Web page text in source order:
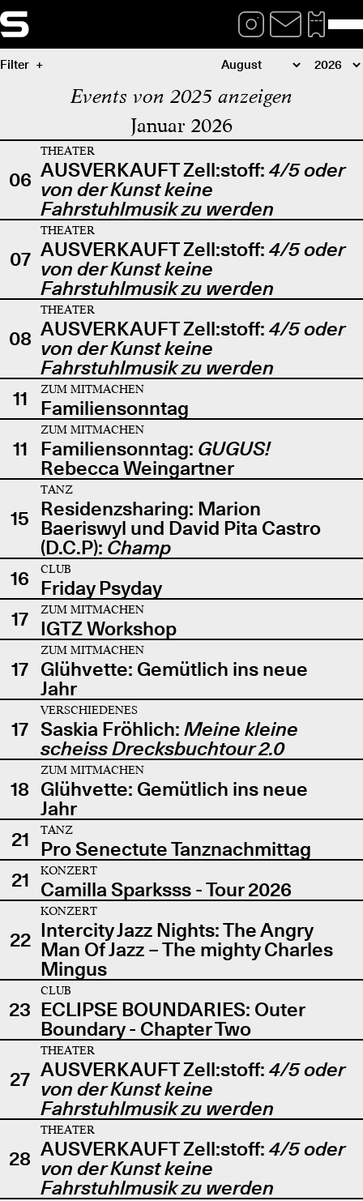
Filter
Events von 2025 anzeigen
Januar 2026
06
THEATER
AUSVERKAUFT Zell:stoff: 4/5 oder
von der Kunst keine
Fahrstuhlmusik zu werden
07
THEATER
AUSVERKAUFT Zell:stoff: 4/5 oder
von der Kunst keine
Fahrstuhlmusik zu werden
08
THEATER
AUSVERKAUFT Zell:stoff: 4/5 oder
von der Kunst keine
Fahrstuhlmusik zu werden
11
ZUM MITMACHEN
Familiensonntag
11
ZUM MITMACHEN
Familiensonntag: GUGUS!
Rebecca Weingartner
15
TANZ
Residenzsharing: Marion
Baeriswyl und David Pita Castro
(D.C.P): Champ
16
CLUB
Friday Psyday
17
ZUM MITMACHEN
IGTZ Workshop
17
ZUM MITMACHEN
Glühvette: Gemütlich ins neue
Jahr
17
VERSCHIEDENES
Saskia Fröhlich: Meine kleine
scheiss Drecksbuchtour 2.0
18
ZUM MITMACHEN
Glühvette: Gemütlich ins neue
Jahr
21
TANZ
Pro Senectute Tanznachmittag
21
KONZERT
Camilla Sparksss - Tour 2026
22
KONZERT
Intercity Jazz Nights: The Angry
Man Of Jazz – The mighty Charles
Mingus
23
CLUB
ECLIPSE BOUNDARIES: Outer
Boundary - Chapter Two
27
THEATER
AUSVERKAUFT Zell:stoff: 4/5 oder
von der Kunst keine
Fahrstuhlmusik zu werden
28
THEATER
AUSVERKAUFT Zell:stoff: 4/5 oder
von der Kunst keine
Fahrstuhlmusik zu werden